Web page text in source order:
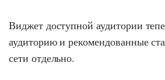
Виджет доступной аудитории
аудиторию и рекомендованные
сети отдельно.